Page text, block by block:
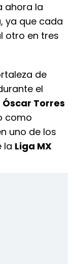
ahora la
ya que cada
otro en tres
de
el
Torres
como
uno de los
la Liga MX